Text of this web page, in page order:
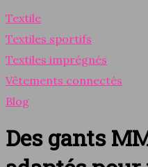
Textile
Textiles sportifs
Textiles imprégnés
Vêtements connectés
Blog
Des gants